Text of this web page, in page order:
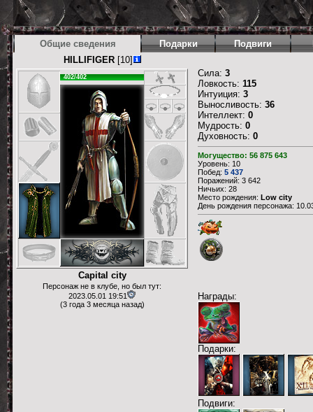
Общие сведения Подарки Подвиги
HILLIFIGER[10]
402/402
Capital city
Персонаж не в клубе, но был тут:
2023.05.01 19:51
(3 года 3 месяца назад)
Сила: 3
Ловкость: 115
Интуиция: 3
Выносливость: 36
Интеллект: 0
Мудрость: 0
Духовность: 0
Могущество: 56 875 643
Уровень: 10
Побед: 5 437
Поражений: 3 642
Ничьих: 28
Место рождения: Low city
День рождения персонажа:
Награды:
Подарки:
Подвиги: